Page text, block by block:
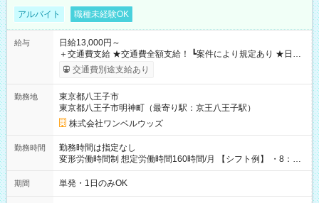
アルバイト 職種未経験OK
給与
日給13,000円～
＋交通費支給 ★交通費全額支給！ ┗案件により規定あり ★日払
いOK！（規定あり） ┗働いたその日に現金GET♪ お仕事後はコ
ンビニATMから 日払い分を引き落とせます！ 【試用期間】試
交通費別途支給あり
勤務地
東京都八王子市
東京都八王子市明神町（最寄り駅：京王八王子駅）
株式会社ワンベルウッズ
勤務時間
勤務時間は指定なし
変形労働時間制 想定労働時間160時間/月 【シフト例】 ・8：00
～21：00
期間 単発・1日のみOK